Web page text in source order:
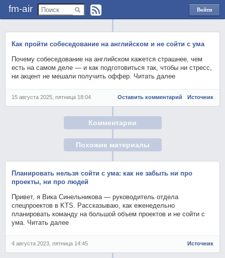
fm-air
Войти
через
Как пройти собеседование на английском и не сойти с ума
Почему собеседование на английском кажется страшнее, чем
есть на самом деле — и как подготовиться так, чтобы ни стресс,
ни акцент не мешали получить оффер. Читать далее
15 августа 2025, пятница 18:04 Оставить комментарий Источник
Комментарии
Похожие материалы
Планировать нельзя сойти с ума: как не забыть ни про
проекты, ни про людей
Привет, я Вика Синельникова — руководитель отдела
спецпроектов в KTS. Рассказываю, как еженедельно
планировать команду на большой объем проектов и не сойти с
ума. Читать далее
4 августа 2023, пятница 14:45 Источник